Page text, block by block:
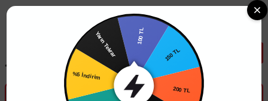
Tüm Banka Kartlarına Vade Farksız 3-5 Taksit Fırsatı Mailorder ile
150 TL
Yarın Tekrar